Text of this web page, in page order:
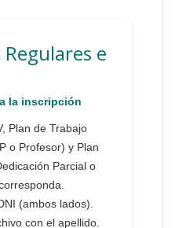
e
la inscripción
Plan de Trabajo
o Profesor) y Plan
Parcial o
(ambos lados).
con el apellido.